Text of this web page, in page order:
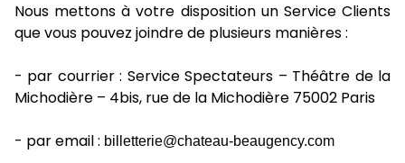
Nous mettons à votre disposition un Service Clients
que vous pouvez joindre de plusieurs manières :
- par courrier : Service Spectateurs – Théâtre de la
Michodière – 4bis, rue de la Michodière 75002 Paris
- par email : billetterie@chateau-beaugency.com